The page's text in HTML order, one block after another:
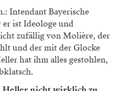
Intendant Bayerische
er ist Ideologe und
zufällig von Molière, der
und der mit der Glocke
hat ihm alles gestohlen,